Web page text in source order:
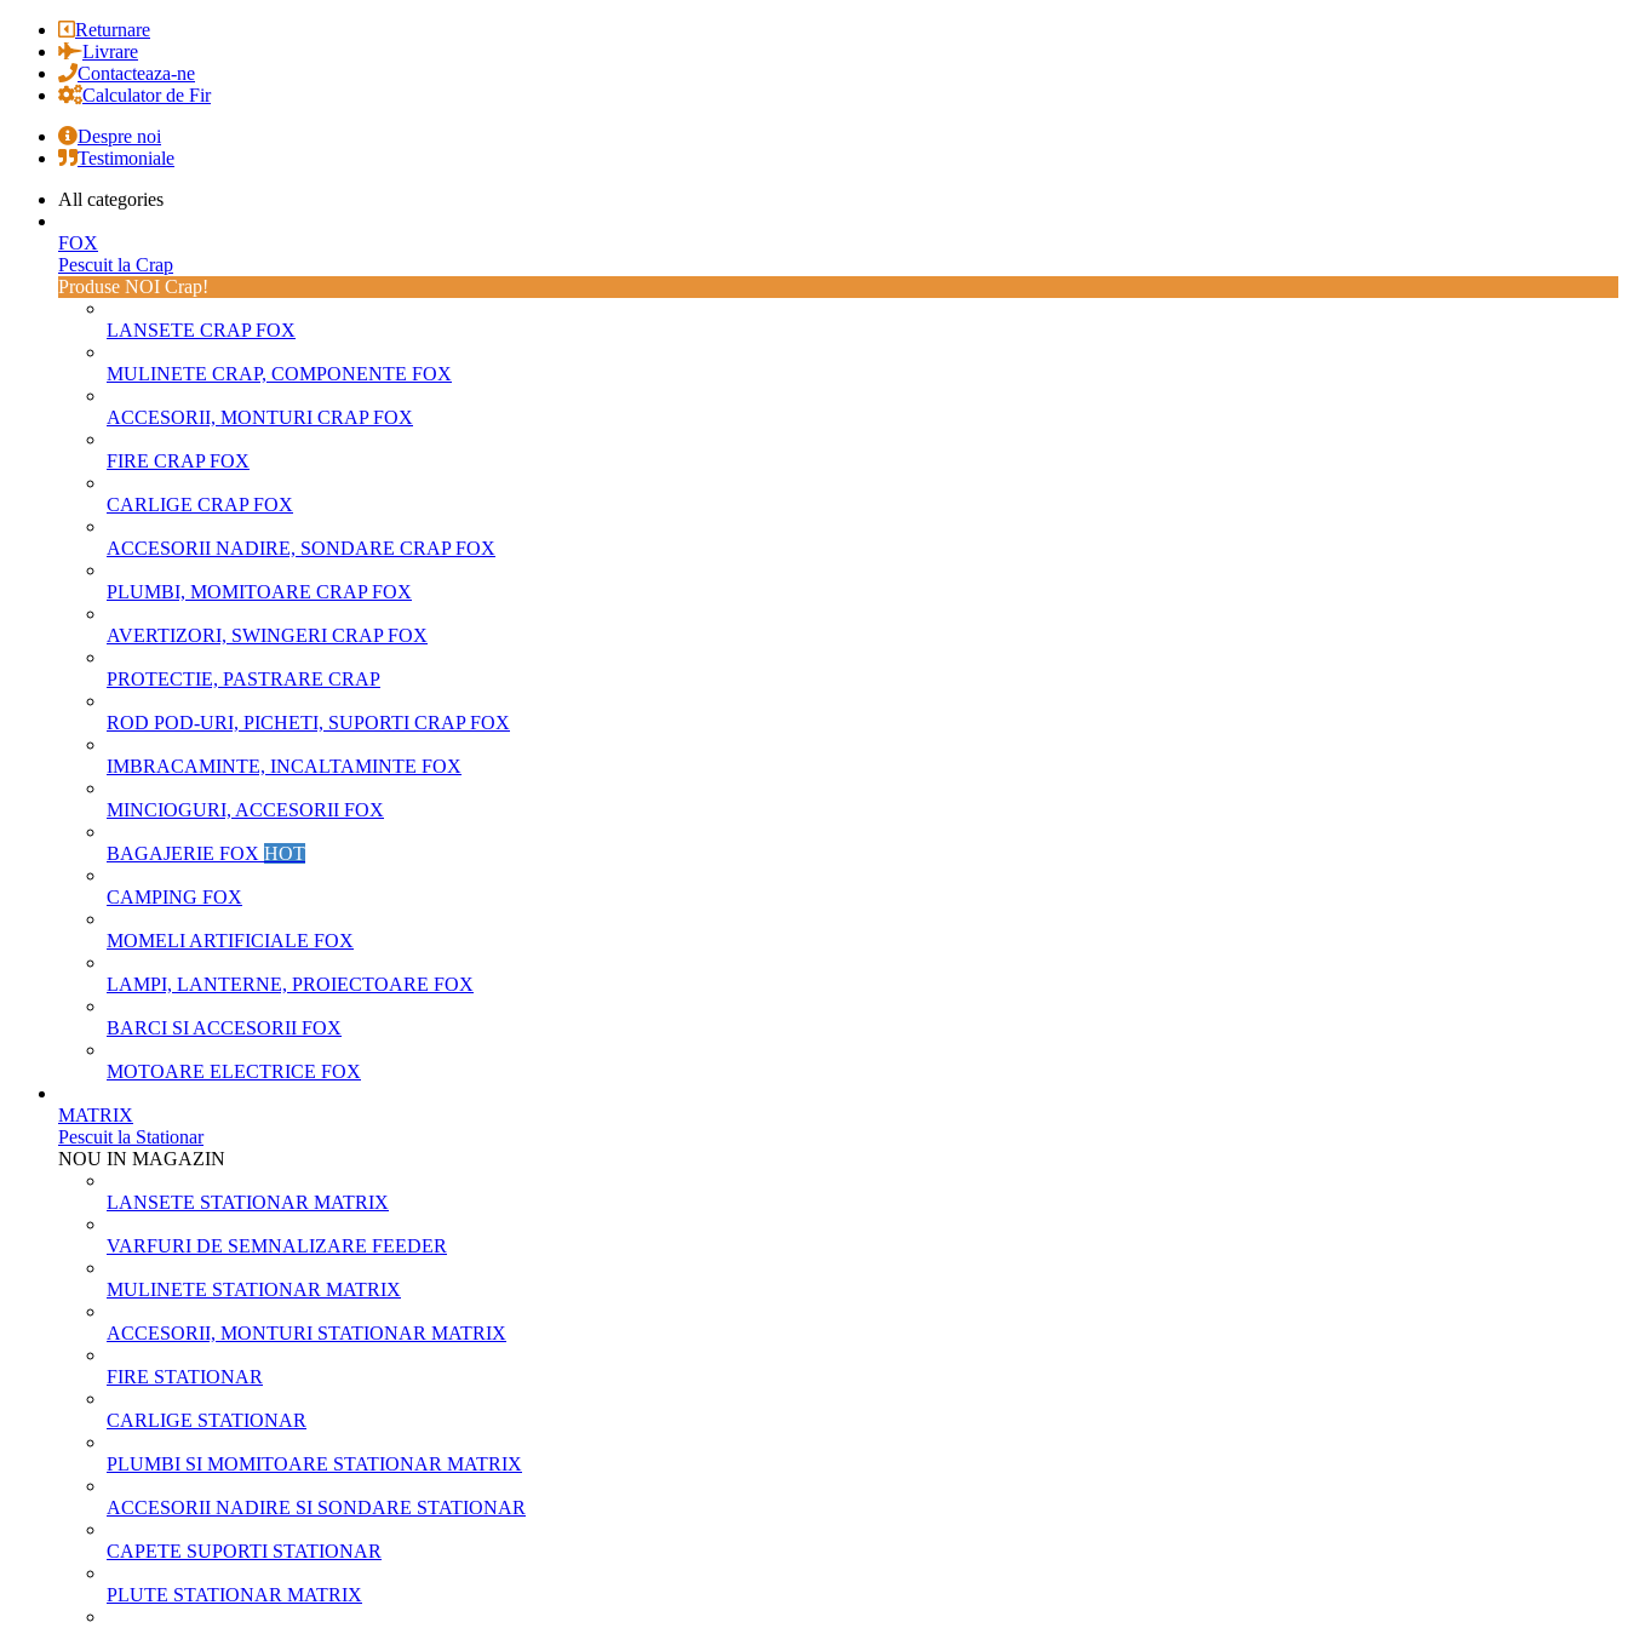
Returnare
Livrare
Contacteaza-ne
Calculator de Fir
Despre noi
Testimoniale
All categories
FOX
Pescuit la Crap
Produse NOI Crap!
LANSETE CRAP FOX
MULINETE CRAP, COMPONENTE FOX
ACCESORII, MONTURI CRAP FOX
FIRE CRAP FOX
CARLIGE CRAP FOX
ACCESORII NADIRE, SONDARE CRAP FOX
PLUMBI, MOMITOARE CRAP FOX
AVERTIZORI, SWINGERI CRAP FOX
PROTECTIE, PASTRARE CRAP
ROD POD-URI, PICHETI, SUPORTI CRAP FOX
IMBRACAMINTE, INCALTAMINTE FOX
MINCIOGURI, ACCESORII FOX
BAGAJERIE FOX HOT
CAMPING FOX
MOMELI ARTIFICIALE FOX
LAMPI, LANTERNE, PROIECTOARE FOX
BARCI SI ACCESORII FOX
MOTOARE ELECTRICE FOX
MATRIX
Pescuit la Stationar
NOU IN MAGAZIN
LANSETE STATIONAR MATRIX
VARFURI DE SEMNALIZARE FEEDER
MULINETE STATIONAR MATRIX
ACCESORII, MONTURI STATIONAR MATRIX
FIRE STATIONAR
CARLIGE STATIONAR
PLUMBI SI MOMITOARE STATIONAR MATRIX
ACCESORII NADIRE SI SONDARE STATIONAR
CAPETE SUPORTI STATIONAR
PLUTE STATIONAR MATRIX